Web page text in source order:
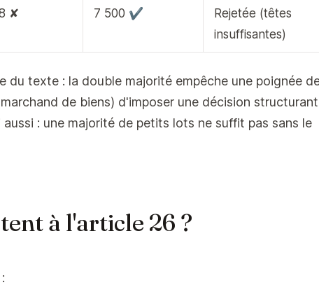
✘ 7 500 ✔
Rejetée (têtes
insuffisantes)
du texte : la double majorité empêche une poignée
de biens) d'imposer une décision
: une majorité de petits lots ne suffit pas sans le
à l'article 26 ?